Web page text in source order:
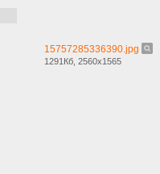
15757285336390.jpg
1291Кб, 2560x1565